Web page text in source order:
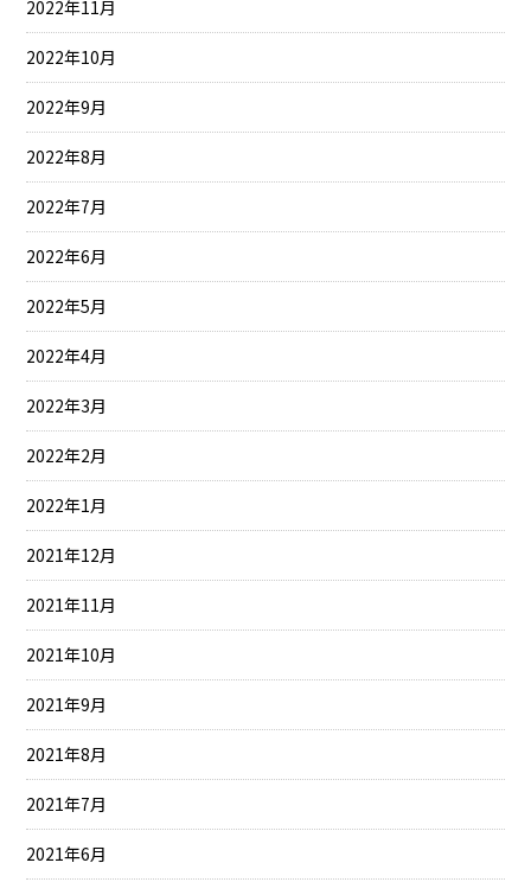
2022年11月
2022年10月
2022年9月
2022年8月
2022年7月
2022年6月
2022年5月
2022年4月
2022年3月
2022年2月
2022年1月
2021年12月
2021年11月
2021年10月
2021年9月
2021年8月
2021年7月
2021年6月